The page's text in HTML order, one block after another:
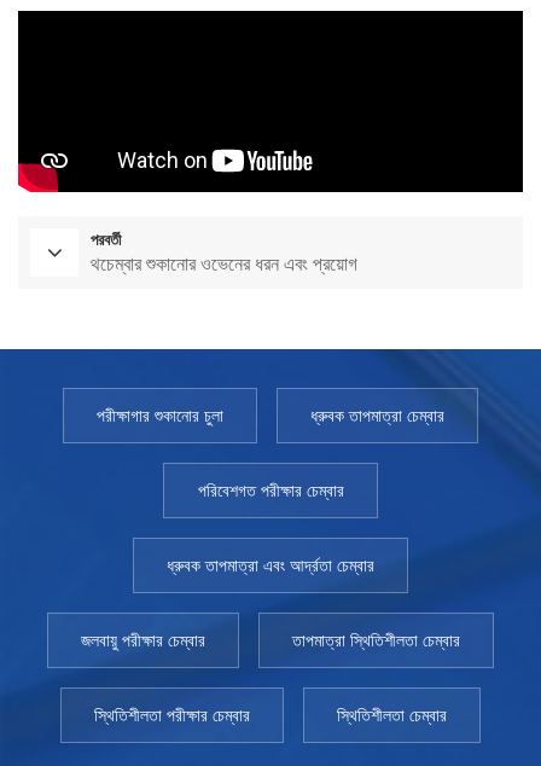
পরবর্তী
থচেম্বার শুকানোর ওভেনের ধরন এবং প্রয়োগ
পরীক্ষাগার শুকানোর চুলা ধ্রুবক তাপমাত্রা চেম্বার
পরিবেশগত পরীক্ষার চেম্বার
ধ্রুবক তাপমাত্রা এবং আর্দ্রতা চেম্বার
জলবায়ু পরীক্ষার চেম্বার তাপমাত্রা স্থিতিশীলতা চেম্বার
স্থিতিশীলতা পরীক্ষার চেম্বার স্থিতিশীলতা চেম্বার